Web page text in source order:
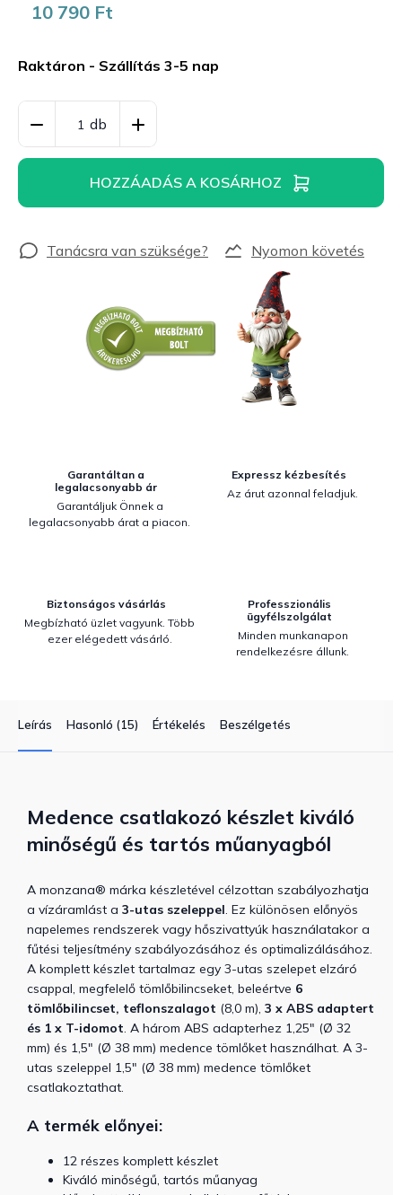
10 790 Ft
Raktáron - Szállítás 3-5 nap
HOZZÁADÁS A KOSÁRHOZ
Nyomon követés
Garantáltan a
legalacsonyabb ár
Garantáljuk Önnek a
legalacsonyabb árat a piacon.
Expressz kézbesítés
Az árut azonnal feladjuk.
Biztonságos vásárlás
Megbízható üzlet vagyunk. Több
ezer elégedett vásárló.
Professzionális
ügyfélszolgálat
Minden munkanapon
rendelkezésre állunk.
Leírás Hasonló (15) Értékelés Beszélgetés
Medence csatlakozó készlet kiváló
minőségű és tartós műanyagból
A monzana® márka készletével célzottan szabályozhatja
a vízáramlást a 3-utas szeleppel. Ez különösen előnyös
napelemes rendszerek vagy hőszivattyúk használatakor a
fűtési teljesítmény szabályozásához és optimalizálásához.
A komplett készlet tartalmaz egy 3-utas szelepet elzáró
csappal, megfelelő tömlőbilincseket, beleértve 6
tömlőbilincset, teflonszalagot (8,0 m), 3 x ABS adaptert
és 1 x T-idomot. A három ABS adapterhez 1,25" (Ø 32
mm) és 1,5" (Ø 38 mm) medence tömlőket használhat. A 3-
utas szeleppel 1,5" (Ø 38 mm) medence tömlőket
csatlakoztathat.
A termék előnyei:
12 részes komplett készlet
Kiváló minőségű, tartós műanyag